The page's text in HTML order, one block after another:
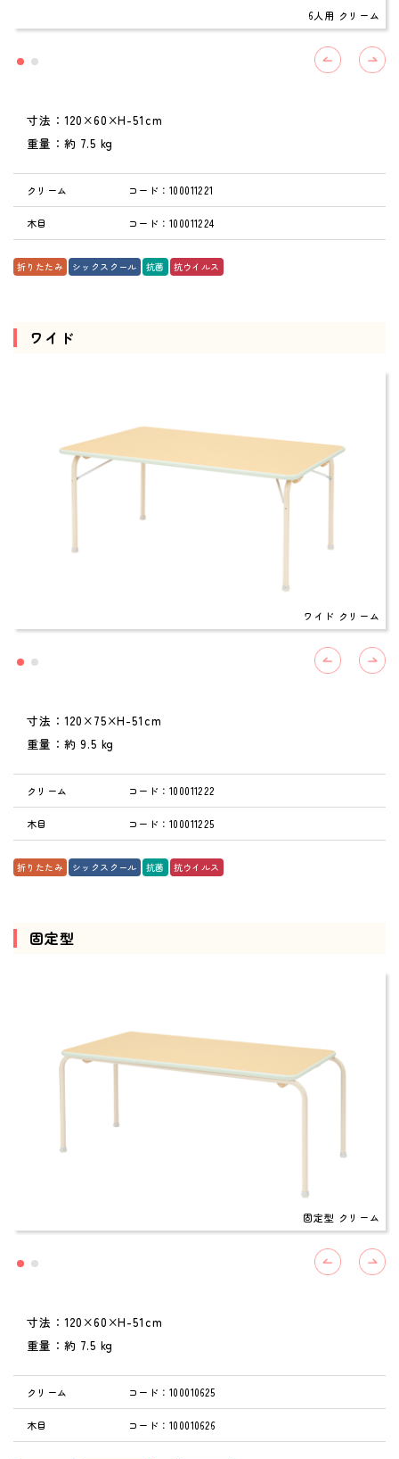
三木工業の思いと
02 Our Products
カタログダウンロード
News
会社情報
6人用 クリーム
寸法：120×60×H-51cm
重量：約 7.5 kg
クリーム コード：100011221
木目 コード：100011224
折りたたみ シックスクール 抗菌 抗ウイルス
ワイド
ワイド クリーム
寸法：120×75×H-51cm
重量：約 9.5 kg
クリーム コード：100011222
木目 コード：100011225
折りたたみ シックスクール 抗菌 抗ウイルス
固定型
固定型 クリーム
寸法：120×60×H-51cm
重量：約 7.5 kg
クリーム コード：100010625
木目 コード：100010626